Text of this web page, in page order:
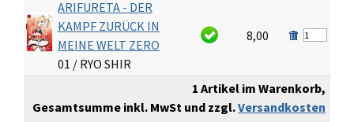
ARIFURETA - DER
KAMPF ZURÜCK IN
MEINE WELT ZERO
01 / RYO SHIR
8,00
1 Artikel im Warenkorb,
Gesamtsumme inkl. MwSt und zzgl.Versandkosten